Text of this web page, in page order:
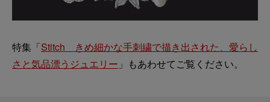
特集「Stitch きめ細かな手刺繍で描き出された、愛らし
さと気品漂うジュエリー 」もあわせてご覧ください。